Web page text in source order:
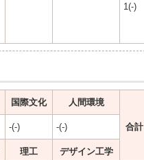
1(-)
国際文化 人間環境
合計
-(-) -(-)
理工 デザイン工学